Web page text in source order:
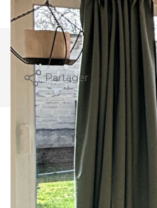
compris).
Partager
Caractéristiques
Général